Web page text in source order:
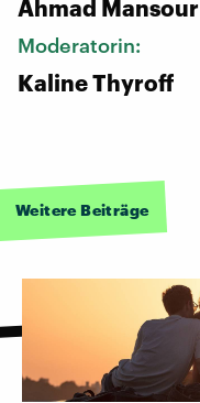
Ahmad Mansour
Moderatorin:
Kaline Thyroff
Weitere Beiträge